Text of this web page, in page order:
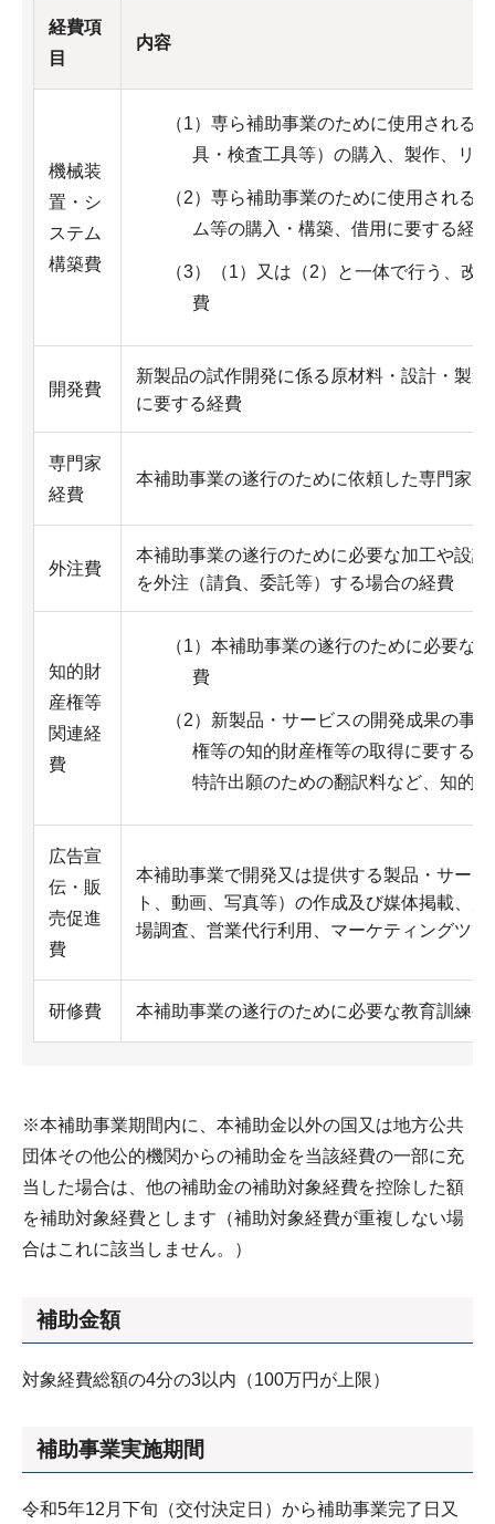
経費項
目
内容
機械装
置・シ
ステム
構築費
（1）専ら補助事業のために使用される
具・検査工具等）の購入、製作、リ
（2）専ら補助事業のために使用される
ム等の購入・構築、借用に要する経費
（3）（1）又は（2）と一体で行う、改
費
開発費
新製品の試作開発に係る原材料・設計・製
に要する経費
専門家
経費
本補助事業の遂行のために依頼した専門家
外注費
本補助事業の遂行のために必要な加工や設
を外注（請負、委託等）する場合の経費
知的財
産権等
関連経
費
（1）本補助事業の遂行のために必要な
費
（2）新製品・サービスの開発成果の事
権等の知的財産権等の取得に要する
特許出願のための翻訳料など、知的
広告宣
伝・販
売促進
費
本補助事業で開発又は提供する製品・サー
ト、動画、写真等）の作成及び媒体掲載、
場調査、営業代行利用、マーケティングツ
研修費 本補助事業の遂行のために必要な教育訓練
※本補助事業期間内に、本補助金以外の国又は地方公共
団体その他公的機関からの補助金を当該経費の一部に充
当した場合は、他の補助金の補助対象経費を控除した額
を補助対象経費とします（補助対象経費が重複しない場
合はこれに該当しません。）
補助金額
対象経費総額の4分の3以内（100万円が上限）
補助事業実施期間
令和5年12月下旬（交付決定日）から補助事業完了日又